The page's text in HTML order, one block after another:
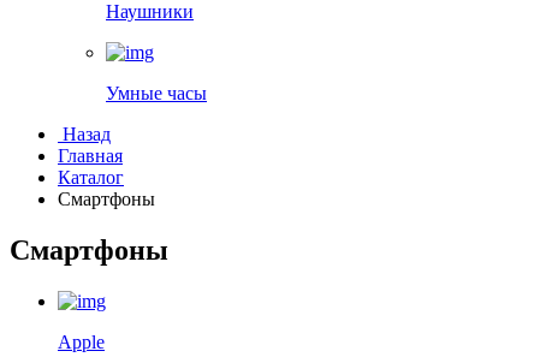
Наушники
Умные часы
Назад
Главная
Каталог
Смартфоны
Смартфоны
Apple